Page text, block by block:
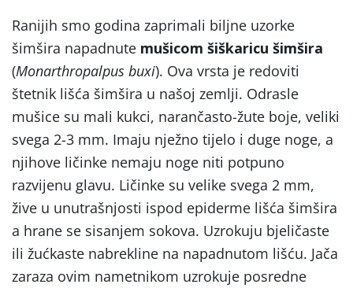
Ranijih smo godina zaprimali biljne uzorke
šimšira napadnute mušicom šiškaricu šimšira
(Monarthropalpus buxi). Ova vrsta je redoviti
štetnik lišća šimšira u našoj zemlji. Odrasle
mušice su mali kukci, narančasto-žute boje, veliki
svega 2-3 mm. Imaju nježno tijelo i duge noge, a
njihove ličinke nemaju noge niti potpuno
razvijenu glavu. Ličinke su velike svega 2 mm,
žive u unutrašnjosti ispod epiderme lišća šimšira
a hrane se sisanjem sokova. Uzrokuju bjeličaste
ili žućkaste nabrekline na napadnutom lišću. Jača
zaraza ovim nametnikom uzrokuje posredne